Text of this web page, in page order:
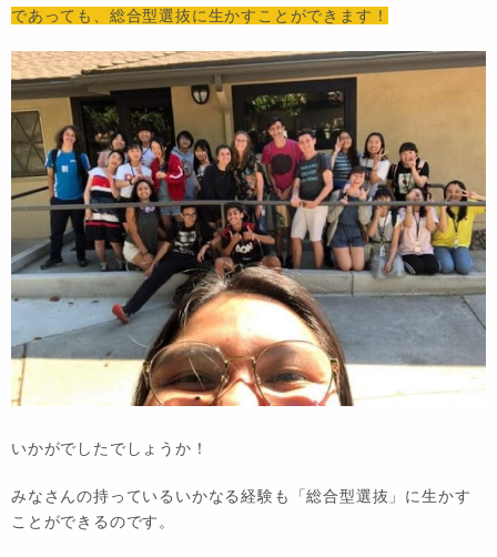
であっても、総合型選抜に生かすことができます！
いかがでしたでしょうか！
みなさんの持っているいかなる経験も「総合型選抜」に生かす
ことができるのです。